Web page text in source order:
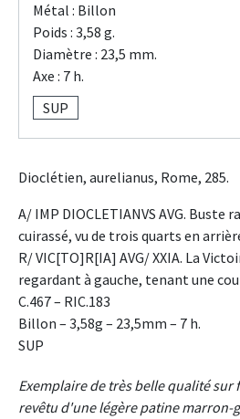
Métal : Billon
Poids : 3,58 g.
Diamètre : 23,5 mm.
Axe : 7 h.
SUP
Dioclétien, aurelianus, Rome, 285.
A/ IMP DIOCLETIANVS AVG. Buste
cuirassé, vu de trois quarts en
R/ VIC[TO]R[IA] AVG/ XXIA. La
regardant à gauche, tenant une
C.467 – RIC.183
Billon – 3,58g – 23,5mm – 7 h.
SUP
Exemplaire de très belle qualité
revêtu d'une légère patine marron-